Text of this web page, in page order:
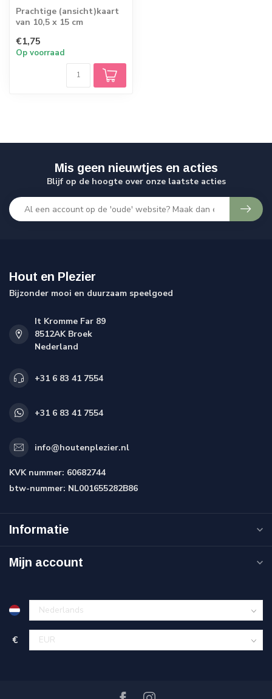
Prachtige (ansicht)kaart
van 10,5 x 15 cm
€1,75
Op voorraad
Mis geen nieuwtjes en acties
Blijf op de hoogte over onze laatste acties
Hout en Plezier
Bijzonder mooi en duurzaam speelgoed
It Kromme Far 89
8512AK Broek
Nederland
+31 6 83 41 7554
+31 6 83 41 7554
info@houtenplezier.nl
KVK nummer: 60682744
btw-nummer: NL001655282B86
Informatie
Mijn account
€